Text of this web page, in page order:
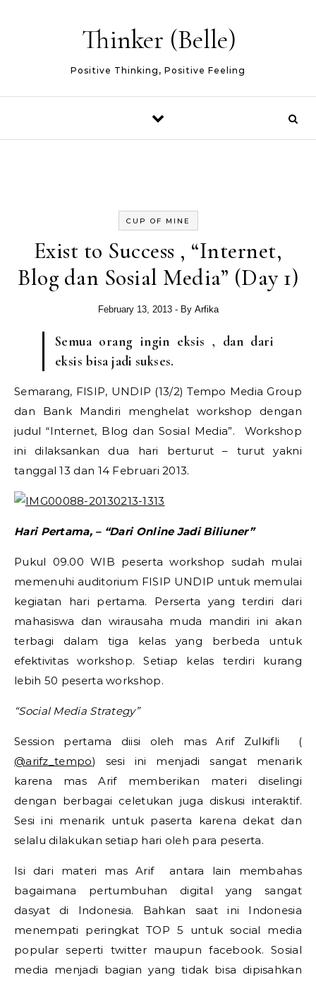
Thinker (Belle)
Positive Thinking, Positive Feeling
CUP OF MINE
Exist to Success , “Internet,
Blog dan Sosial Media” (Day 1)
February 13, 2013 - By Arfika
Semua orang ingin eksis , dan dari
eksis bisa jadi sukses.
Semarang, FISIP, UNDIP (13/2) Tempo Media Group
dan Bank Mandiri menghelat workshop dengan
judul “Internet, Blog dan Sosial Media”. Workshop
ini dilaksankan dua hari berturut – turut yakni
tanggal 13 dan 14 Februari 2013.
Hari Pertama, – “Dari Online Jadi Biliuner”
Pukul 09.00 WIB peserta workshop sudah mulai
memenuhi auditorium FISIP UNDIP untuk memulai
kegiatan hari pertama. Perserta yang terdiri dari
mahasiswa dan wirausaha muda mandiri ini akan
terbagi dalam tiga kelas yang berbeda untuk
efektivitas workshop. Setiap kelas terdiri kurang
lebih 50 peserta workshop.
“Social Media Strategy”
Session pertama diisi oleh mas Arif Zulkifli (
@arifz_tempo) sesi ini menjadi sangat menarik
karena mas Arif memberikan materi diselingi
dengan berbagai celetukan juga diskusi interaktif.
Sesi ini menarik untuk paserta karena dekat dan
selalu dilakukan setiap hari oleh para peserta.
Isi dari materi mas Arif antara lain membahas
bagaimana pertumbuhan digital yang sangat
dasyat di Indonesia. Bahkan saat ini Indonesia
menempati peringkat TOP 5 untuk social media
popular seperti twitter maupun facebook. Sosial
media menjadi bagian yang tidak bisa dipisahkan